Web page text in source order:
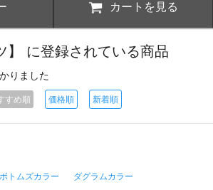
カートを見る
】 に登録されている商品
りました
すめ順 価格順 新着順
ボトムズカラー ダグラムカラー